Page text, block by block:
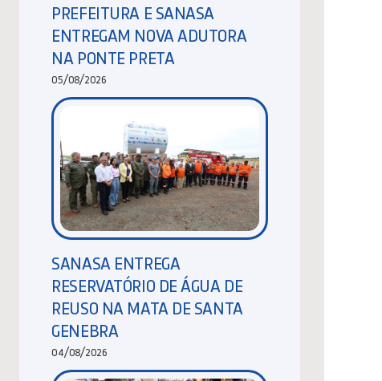
PREFEITURA E SANASA
ENTREGAM NOVA ADUTORA
NA PONTE PRETA
05/08/2026
SANASA ENTREGA
RESERVATÓRIO DE ÁGUA DE
REUSO NA MATA DE SANTA
GENEBRA
04/08/2026